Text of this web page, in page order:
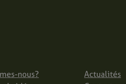
nous?
Actualités